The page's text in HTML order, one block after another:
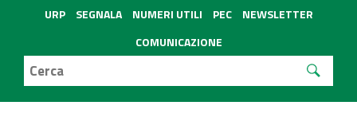
URP SEGNALA NUMERI UTILI PEC
NEWSLETTER
COMUNICAZIONE